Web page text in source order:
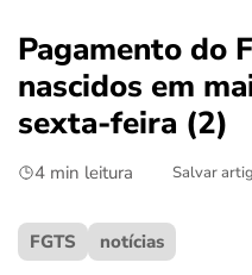
crédito fácil
Pagamento do
nascidos em
sexta-feira (2)
4 min leitura Salvar
FGTS notícias